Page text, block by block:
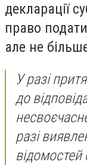
декларації
право
але не
У разі
до
разі
відомостей